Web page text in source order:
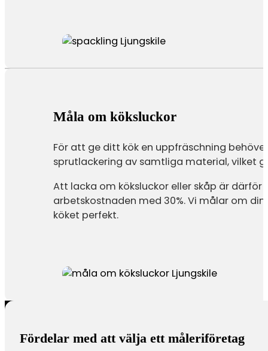
Måla om köksluckor
För att ge ditt kök en uppfräschning
sprutlackering av samtliga material, vilket
Att lacka om köksluckor eller skåp är
arbetskostnaden med 30%. Vi målar om
köket perfekt.
Fördelar med att välja ett måleriföretag